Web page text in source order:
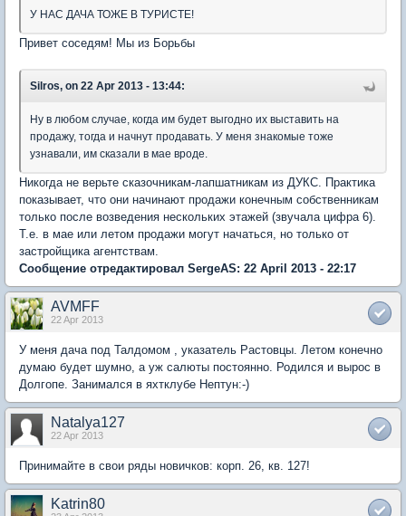
У НАС ДАЧА ТОЖЕ В ТУРИСТЕ!
Привет соседям! Мы из Борьбы
Silros, on 22 Apr 2013 - 13:44:
Ну в любом случае, когда им будет выгодно их выставить на
продажу, тогда и начнут продавать. У меня знакомые тоже
узнавали, им сказали в мае вроде.
Никогда не верьте сказочникам-лапшатникам из ДУКС. Практика
показывает, что они начинают продажи конечным собственникам
только после возведения нескольких этажей (звучала цифра 6).
Т.е. в мае или летом продажи могут начаться, но только от
застройщика агентствам.
Сообщение отредактировал SergeAS: 22 April 2013 - 22:17
AVMFF
22 Apr 2013
У меня дача под Талдомом , указатель Растовцы. Летом конечно
думаю будет шумно, а уж салюты постоянно. Родился и вырос в
Долгопе. Занимался в яхтклубе Нептун:-)
Natalya127
22 Apr 2013
Принимайте в свои ряды новичков: корп. 26, кв. 127!
Katrin80